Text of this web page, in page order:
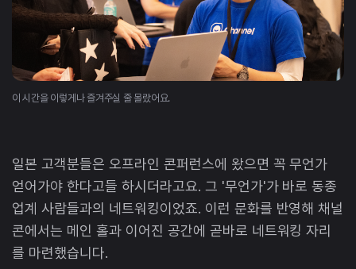
이 시간을 이렇게나 즐겨주실 줄 몰랐어요.
일본 고객분들은 오프라인 콘퍼런스에 왔으면 꼭 무언가
얻어가야 한다고들 하시더라고요. 그 '무언가'가 바로 동종
업계 사람들과의 네트워킹이었죠. 이런 문화를 반영해 채널
콘에서는 메인 홀과 이어진 공간에 곧바로 네트워킹 자리
를 마련했습니다.